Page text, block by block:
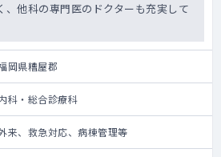
、他科の専門医のドクターも充実して
岡県糟屋郡
科・総合診療科
来、救急対応、病棟管理等